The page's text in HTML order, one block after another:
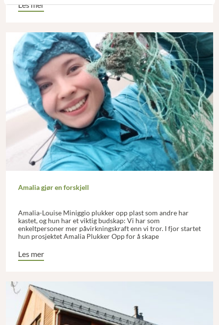
Les mer
Amalia gjør en forskjell
Amalia-Louise Miniggio plukker opp plast som andre har
kastet, og hun har et viktig budskap: Vi har som
enkeltpersoner mer påvirkningskraft enn vi tror. I fjor startet
hun prosjektet Amalia Plukker Opp for å skape
i havet og naturen.
Les mer